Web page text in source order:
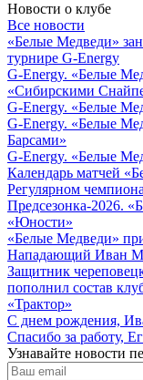
Новости о клубе
Все новости
«Белые Медведи»
турнире G-Energy
G-Energy. «Белые
«Сибирскими
G-Energy. «Белые
G-Energy. «Белые
Барсами»
G-Energy. «Белые
Календарь матчей
Регулярном
Предсезонка-2026.
«Юности»
«Белые Медведи»
Нападающий Иван
Защитник
пополнил состав
«Трактор»
С днем рождения,
Спасибо за работу,
Узнавайте новости